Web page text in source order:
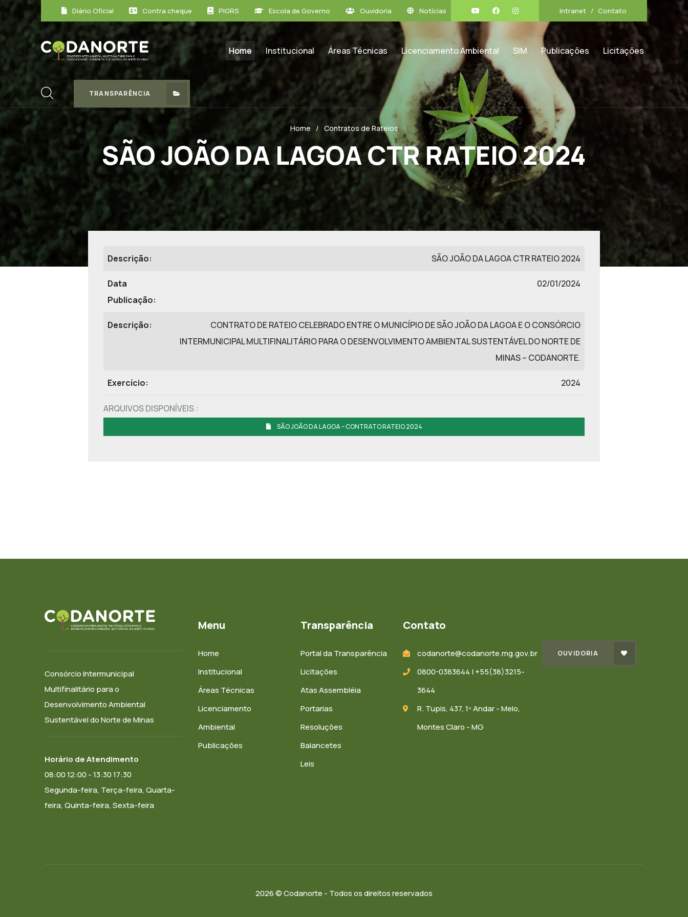
Diário Oficial Contra cheque PIGRS Escola de Governo Ouvidoria Notícias Intranet Contato
Home Institucional Áreas Técnicas Licenciamento Ambiental SIM Publicações Licitações
TRANSPARÊNCIA
Home Contratos de Rateios
SÃO JOÃO DA LAGOA CTR RATEIO 2024
Descrição: SÃO JOÃO DA LAGOA CTR RATEIO 2024
Data
Publicação:
02/01/2024
Descrição:
CONTRATO DE RATEIO CELEBRADO ENTRE O MUNICÍPIO DE SÃO JOÃO DA LAGOA E O CONSÓRCIO
INTERMUNICIPAL MULTIFINALITÁRIO PARA O DESENVOLVIMENTO AMBIENTAL SUSTENTÁVEL DO NORTE DE
MINAS – CODANORTE.
Exercício: 2024
ARQUIVOS DISPONÍVEIS :
SÃO JOÃO DA LAGOA – CONTRATO RATEIO 2024
Consórcio Intermunicipal
Multifinalitário para o
Desenvolvimento Ambiental
Sustentável do Norte de Minas
Horário de Atendimento
08:00 12:00 - 13:30 17:30
Segunda-feira, Terça-feira, Quarta-
feira, Quinta-feira, Sexta-feira
Menu
Home
Institucional
Áreas Técnicas
Licenciamento
Ambiental
Publicações
Transparência
Portal da Transparência
Licitações
Atas Assembléia
Portarias
Resoluções
Balancetes
Leis
Contato
codanorte@codanorte.mg.gov.br
0800-0383644 | +55(38)3215-
3644
R. Tupis, 437, 1º Andar - Melo,
Montes Claro - MG
OUVIDORIA
2026 © Codanorte - Todos os direitos reservados